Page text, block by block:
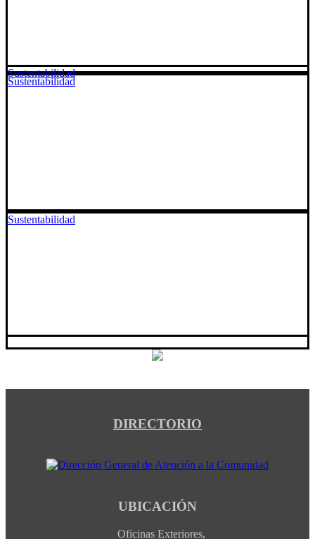
Sustentabilidad
Sustentabilidad
Sustentabilidad
DIRECTORIO
UBICACIÓN
Oficinas Exteriores,